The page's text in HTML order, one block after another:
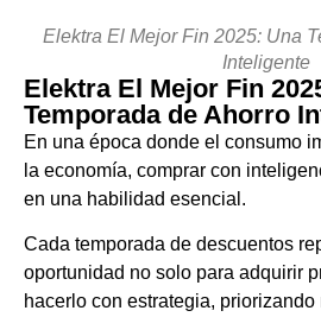
Elektra El Mejor Fin 2025: Una
Inteligente
Elektra El Mejor Fin
Temporada de Ahorro
En una época donde el consumo
la economía, comprar con
en una habilidad esencial.
Cada temporada de descuentos
oportunidad no solo para adquirir
hacerlo con estrategia,